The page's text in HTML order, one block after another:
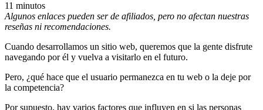
11 minutos
Algunos enlaces pueden ser de afiliados, pero no afectan nuestras
reseñas ni recomendaciones.
Cuando desarrollamos un sitio web, queremos que la gente disfrute
navegando por él y vuelva a visitarlo en el futuro.
Pero, ¿qué hace que el usuario permanezca en tu web o la deje por
la competencia?
Por supuesto, hay varios factores que influyen en si las personas